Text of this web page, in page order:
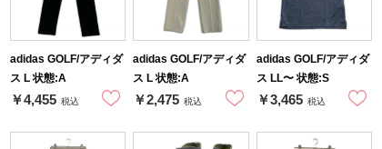
adidas GOLF/アディダ
ス L 状態:A
￥4,455 税込
adidas GOLF/アディダ
ス L 状態:A
￥2,475 税込
adidas GOLF/アディダ
ス LL〜 状態:S
￥3,465 税込